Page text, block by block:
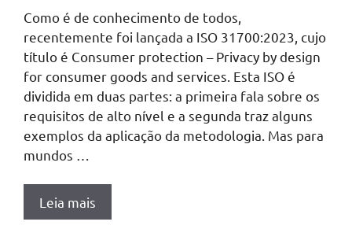
Como é de conhecimento de todos,
recentemente foi lançada a ISO 31700:2023, cujo
título é Consumer protection – Privacy by design
for consumer goods and services. Esta ISO é
dividida em duas partes: a primeira fala sobre os
requisitos de alto nível e a segunda traz alguns
exemplos da aplicação da metodologia. Mas para
mundos …
Leia mais